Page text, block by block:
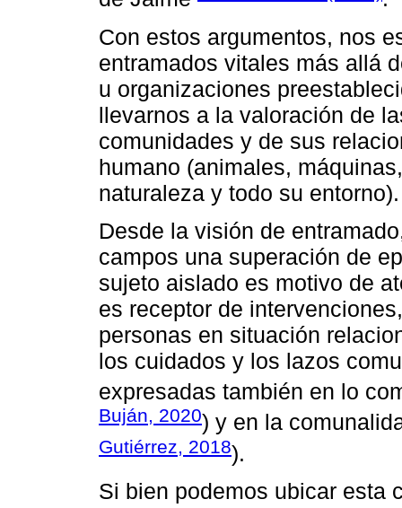
Con estos argumentos, nos
entramados vitales más allá
u organizaciones
llevarnos a la valoración de
comunidades y de sus
humano (animales,
naturaleza y todo su entorno).
Desde la visión de
campos una superación de
sujeto aislado es motivo de
es receptor de
personas en situación
los cuidados y los lazos
expresadas también en lo
Buján, 2020) y en la
Gutiérrez, 2018).
Si bien podemos ubicar esta